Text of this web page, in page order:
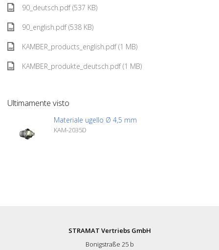
90_deutsch.pdf (537 KB)
90_english.pdf (538 KB)
KAMBER_products_english.pdf (1 MB)
KAMBER_produkte_deutsch.pdf (1 MB)
Ultimamente visto
Materiale ugello Ø 4,5 mm
KAM-2035D
STRAMAT Vertriebs GmbH
Bonigstraße 25 b